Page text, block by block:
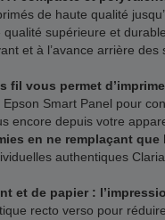
de haute qualité
qualité supérieure et
et à l’avance arrière des
fil vous permet
Epson Smart Panel pour
encore depuis votre
en ne remplaçant
authentiques
et de papier :
recto verso pour